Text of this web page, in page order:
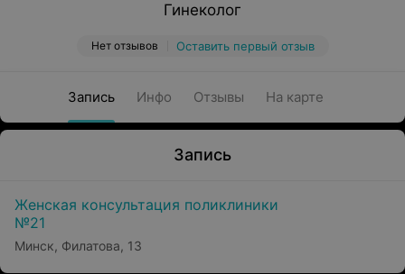
Гинеколог
Нет отзывов Оставить первый отзыв
Запись Инфо Отзывы На карте
Запись
Женская консультация поликлиники
№21
Минск, Филатова, 13